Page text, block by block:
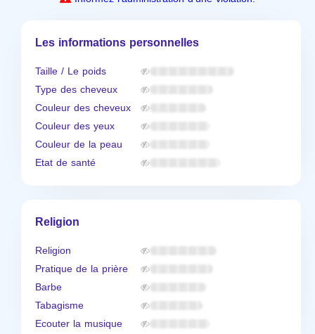
Les informations personnelles
Taille / Le poids
Type des cheveux
Couleur des cheveux
Couleur des yeux
Couleur de la peau
Etat de santé
Religion
Religion
Pratique de la prière
Barbe
Tabagisme
Ecouter la musique